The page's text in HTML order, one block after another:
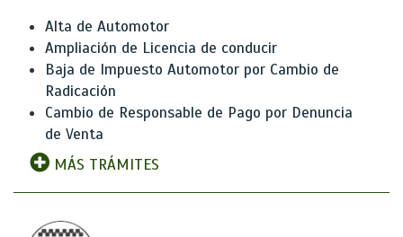
Alta de Automotor
Ampliación de Licencia de conducir
Baja de Impuesto Automotor por Cambio de
Radicación
Cambio de Responsable de Pago por Denuncia
de Venta
MÁS TRÁMITES